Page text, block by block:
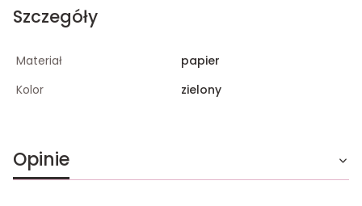
Szczegóły
Materiał
papier
Kolor
zielony
Opinie